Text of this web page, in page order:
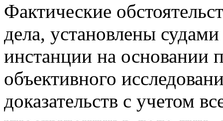
Фактические
дела, установлены
инстанции на основании
объективного
доказательств с учетом